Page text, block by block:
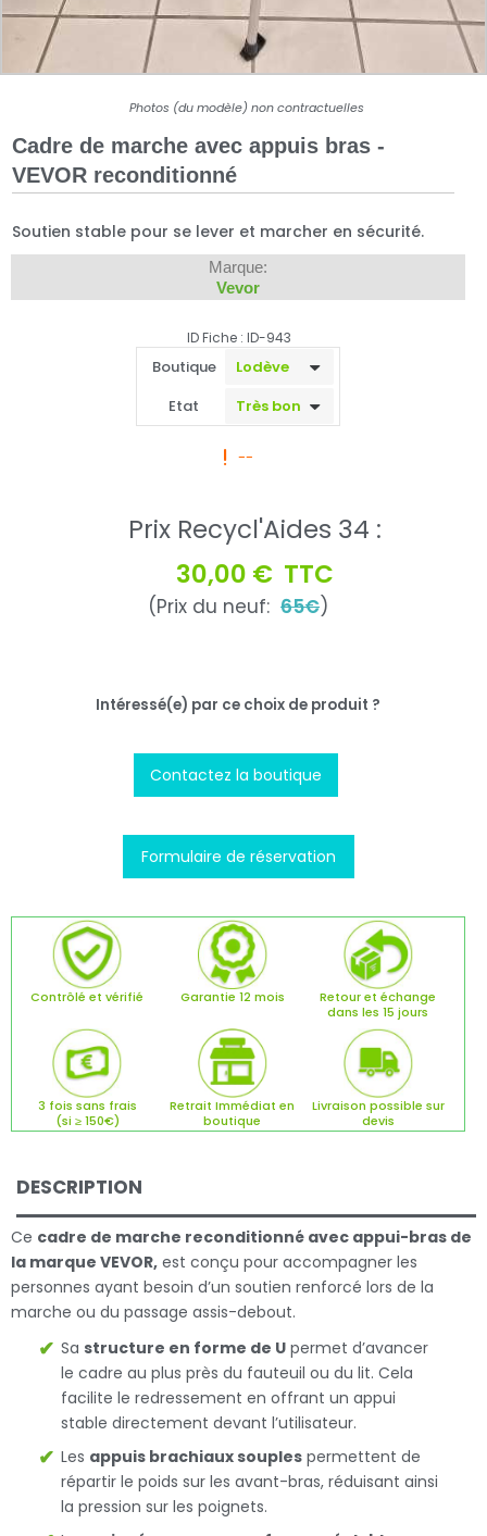
Photos (du modèle) non contractuelles
Cadre de marche avec appuis bras -
VEVOR reconditionné
Soutien stable pour se lever et marcher en sécurité.
Marque:
Vevor
ID Fiche : ID-943
Boutique
Etat
--
Prix Recycl'Aides 34 :
30,00 € TTC
(Prix du neuf: 65€)
Intéressé(e) par ce choix de produit ?
Contactez la boutique
Formulaire de réservation
Contrôlé et vérifié Garantie 12 mois
Retour et échange
dans les 15 jours
3 fois sans frais
(si ≥ 150€)
Retrait Immédiat en
boutique
Livraison possible sur
devis
DESCRIPTION
Ce cadre de marche reconditionné avec appui-bras de
la marque VEVOR, est conçu pour accompagner les
personnes ayant besoin d’un soutien renforcé lors de la
marche ou du passage assis-debout.
Sa structure en forme de U permet d’avancer
le cadre au plus près du fauteuil ou du lit. Cela
facilite le redressement en offrant un appui
stable directement devant l’utilisateur.
Les appuis brachiaux souples permettent de
répartir le poids sur les avant-bras, réduisant ainsi
la pression sur les poignets.